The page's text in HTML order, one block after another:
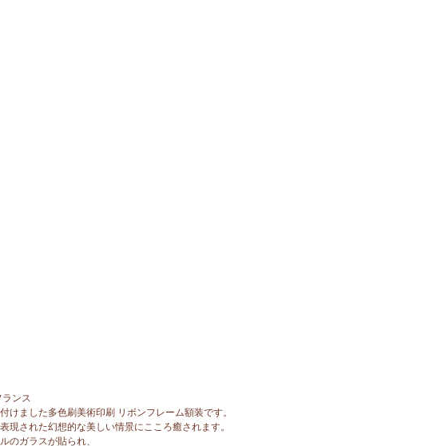
ランス
けました多色刷美術印刷 リボンフレーム額装です。
現された幻想的な美しい情景にこころ癒されます。
のガラスが貼られ、